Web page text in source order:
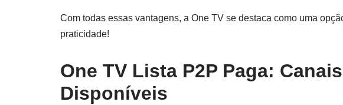
Com todas essas vantagens, a One TV se destaca como uma
praticidade!
One TV Lista P2P Paga:
Disponíveis